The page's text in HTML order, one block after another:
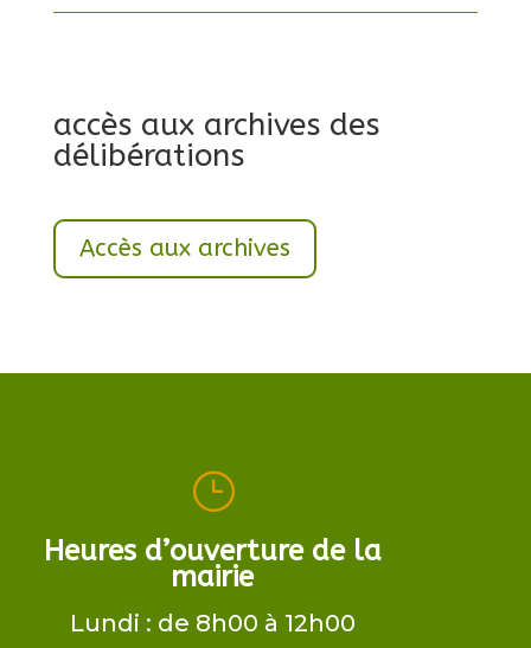
accès aux archives des
délibérations
Accès aux archives
}
Heures d’ouverture de la
mairie
Lundi : de 8h00 à 12h00